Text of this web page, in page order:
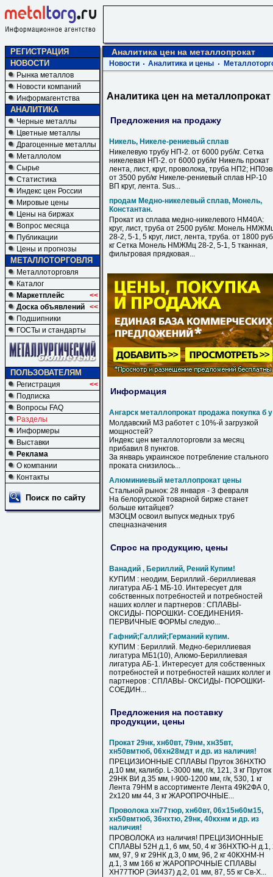
РЕГИСТРАЦИЯ
НОВОСТИ
Рынка металлов
Новости компаний
Информагентства
АНАЛИТИКА
Черные металлы
Цветные металлы
Драгоценные металлы
Металлолом
Сырье
Статистика
Индекс цен России
Мировые цены
Цены на биржах
Вопрос месяца
Публикации
Цены и прогнозы
МЕТАЛЛОТОРГОВЛЯ
Металлоторговля
Каталог
Маркетплейс
<<
Доска объявлений <<
Подшипники
ГОСТы и стандарты
ПОЛЬЗОВАТЕЛЯМ
Регистрация
<<
Подписка
Вопросы FAQ
Разделы
Информеры
Выставки
Реклама
О компании
Контакты
Поиск по сайту
Аналитика цен на металлопрокат
Новости Аналитика и цены
Аналитика цен на металлопрокат
Предложения на продажу
Никель, Никеле-рениевый сплав
Никелевую трубу НП-2. от 6000 руб/кг. Сетка
никелевая НП-2. от 6000 руб/кг Никель прокат
лента, лист, круг, проволока, труба НП2;
от 3500 руб/кг Никеле-рениевый сплав НР-10
ВП круг, лента. Sus...
продам Медно-никелевый сплав, Монель,
Константан.
Прокат из сплава медно-никелевого НМ40А:
круг, лист, труба от 2500 руб/кг. Монель
28-2, 5-1, 5 круг, лист, лента, труба. от 1800
кг Сетка Монель НМЖМц 28-2, 5-1, 5 тканная,
фильтровая прядковая...
Информация
Ангарск металлопрокат продажа покупка б у
Молдавский МЗ работет с 10%-й загрузкой
мощностей?
Индекс цен металлоторговли за месяц
прибавил 8 пунктов.
За январь украинское потребление стального
проката снизилось...
Алюминиевый металлопрокат цены
Стальной рынок: 28 января - 3 февраля
На белорусской товарной бирже станет
больше китайцев?
МЗОЦМ освоил выпуск медных труб
спецназначения
Спрос на продукцию, цены
Ванадий , Бериллий, Рений Купим!
КУПИМ : неодим, Бериллий.-бериллиевая
лигатура АБ-1 МБ-10. Интересует для
собственных потребностей и потребностей
наших коллег и партнеров : СПЛАВЫ-
ОКСИДЫ- ПОРОШКИ- СОЕДИНЕНИЯ-
ПЕРВИЧНЫЕ ФОРМЫ следую...
Гафний;Галлий;Германий купим.
КУПИМ : Бериллий. Медно-бериллиевая
лигатура МБ1(10), Алюмо-Бериллиевая
лигатура АБ-1. Интересует для собственных
потребностей и потребностей наших коллег и
партнеров : СПЛАВЫ- ОКСИДЫ- ПОРОШКИ-
СОЕДИН...
Предложения на поставку
продукции, цены
Прокат 29нк, хн60вт, 79нм, хн35вт,
хн50вмтюб, 06хн28мдт и др. из наличия!
ПРЕЦИЗИОННЫЕ СПЛАВЫ Пруток 36НХТЮ
д.10 мм, калибр. L-3000 мм, г/к, 121, 3 кг Пруток
29НК ВИ д.35 мм, l-900-1200 мм, г/к, 530, 1 кг
Лента 79НМ в ассортименте Лента 49К2ФА 0,
2х120 мм 44, 3 кг ЖАРОПРОЧНЫЕ...
Проволока хн77тюр, хн60вт, 06х15н60м15,
хн50вмтюб, 36нхтю, 29нк, 40кхнм и др. из
наличия!
ПРОВОЛОКА из наличия! ПРЕЦИЗИОННЫЕ
СПЛАВЫ 52Н д.1, 6 мм, 50, 4 кг 36НХТЮ-Н д.1,
мм, 97, 9 кг 29НК д.3, 0 мм, 96, 2 кг 40КХНМ-Н
д.1, 3 мм 166 кг ЖАРОПРОЧНЫЕ СПЛАВЫ
ХН77ТЮР (ЭИ437) д.2, 01 мм, 87, 55 кг Св-Х...